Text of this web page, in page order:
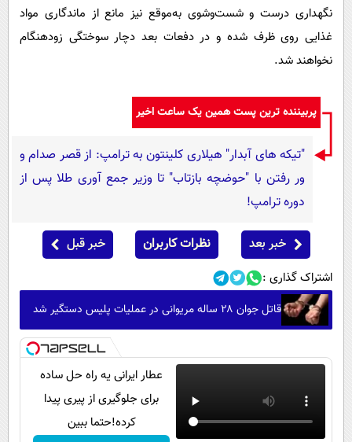
نگهداری درست و شست‌وشوی به‌موقع نیز مانع از ماندگاری مواد
غذایی روی ظرف شده و در دفعات بعد دچار سوختگی زودهنگام
نخواهند شد.
پربیننده ترین پست همین یک ساعت اخیر
"تیکه های آبدار" هیلاری کلینتون به ترامپ: از قصر صدام و
ور رفتن با "حوضچه بازتاب" تا وزیر جمع آوری طلا پس از
دوره ترامپ!
خبر بعد نظرات کاربران خبر قبل
اشتراک گذاری :
قاتل جوان ۲۸ ساله مریوانی در عملیات پلیس دستگیر شد
عطار ایرانی یه راه حل ساده
برای جلوگیری از پیری پیدا
کرده!حتما ببین